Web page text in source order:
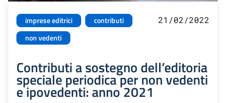
imprese editrici
contributi
non vedenti
21/02/2022
Contributi a sostegno dell’editoria
speciale periodica per non vedenti
e ipovedenti: anno 2021